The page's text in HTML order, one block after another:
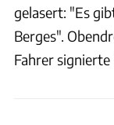
gelasert: "Es
Berges".
Fahrer signierte